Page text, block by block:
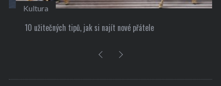
Kultura
10 užitečných tipů, jak si najít nové přátele